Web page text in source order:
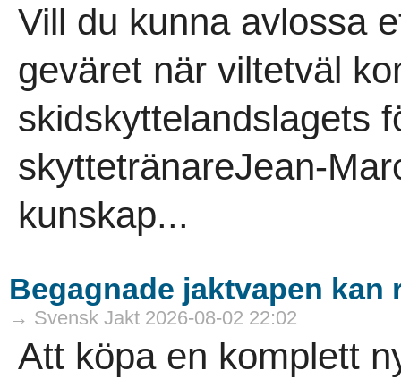
Vill du kunna avlossa
geväret när viltetväl
skidskyttelandslagets
skyttetränareJean-
kunskap...
Begagnade jaktvapen kan
→ Svensk Jakt 2026-08-02 22:02
Att köpa en komplett